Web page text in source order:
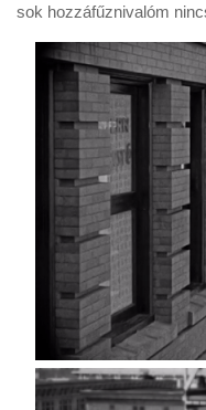
sok hozzáfűznivalóm